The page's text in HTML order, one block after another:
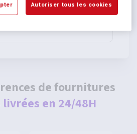
48 pages Seyes 17x22 cm
de fournitures
livrées en 24/48H
Autoriser tous les cookies